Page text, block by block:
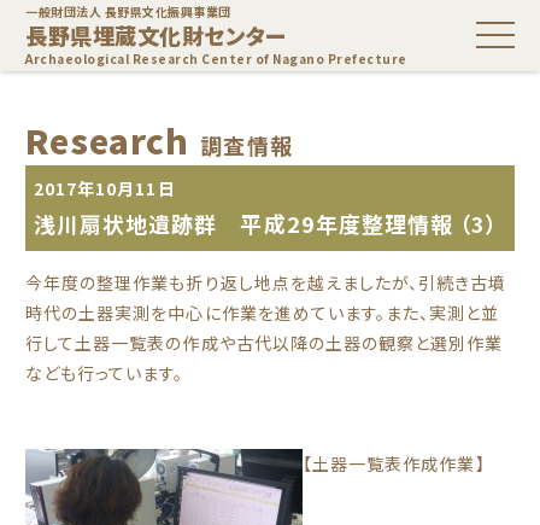
一般財団法人 長野県文化振興事業団
長野県埋蔵文化財センター
Archaeological Research Center of Nagano Prefecture
Research 調査情報
2017年10月11日
浅川扇状地遺跡群 平成29年度整理情報 （3）
今年度の整理作業も折り返し地点を越えましたが、引続き古墳
時代の土器実測を中心に作業を進めています。また、実測と並
行して土器一覧表の作成や古代以降の土器の観察と選別作業
なども行っています。
【土器一覧表作成作業】